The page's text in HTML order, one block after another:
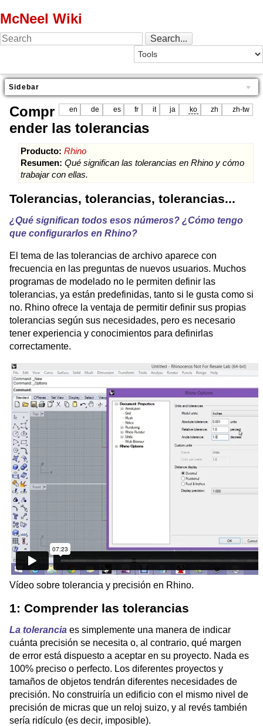
McNeel Wiki
Sidebar
en de es fr it ja ko zh zh-tw
Compr
ender las tolerancias
Producto: Rhino
Resumen: Qué significan las tolerancias en Rhino y cómo
trabajar con ellas.
Tolerancias, tolerancias, tolerancias...
¿Qué significan todos esos números? ¿Cómo tengo
que configurarlos en Rhino?
El tema de las tolerancias de archivo aparece con
frecuencia en las preguntas de nuevos usuarios. Muchos
programas de modelado no le permiten definir las
tolerancias, ya están predefinidas, tanto si le gusta como si
no. Rhino ofrece la ventaja de permitir definir sus propias
tolerancias según sus necesidades, pero es necesario
tener experiencia y conocimientos para definirlas
correctamente.
Vídeo sobre tolerancia y precisión en Rhino.
1: Comprender las tolerancias
La tolerancia es simplemente una manera de indicar
cuánta precisión se necesita o, al contrario, qué margen
de error está dispuesto a aceptar en su proyecto. Nada es
100% preciso o perfecto. Los diferentes proyectos y
tamaños de objetos tendrán diferentes necesidades de
precisión. No construiría un edificio con el mismo nivel de
precisión de micras que un reloj suizo, y al revés también
sería ridículo (es decir, imposible).